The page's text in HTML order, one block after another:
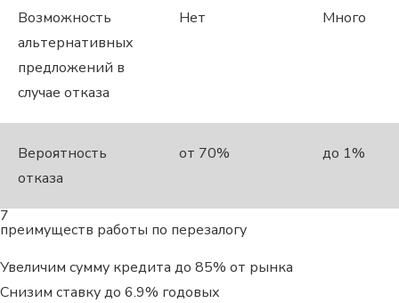
Возможность
альтернативных
предложений в
случае отказа
Нет Много
Вероятность
отказа
от 70% до 1%
7
преимуществ работы по перезалогу
Увеличим сумму кредита до 85% от рынка
Снизим ставку до 6.9% годовых